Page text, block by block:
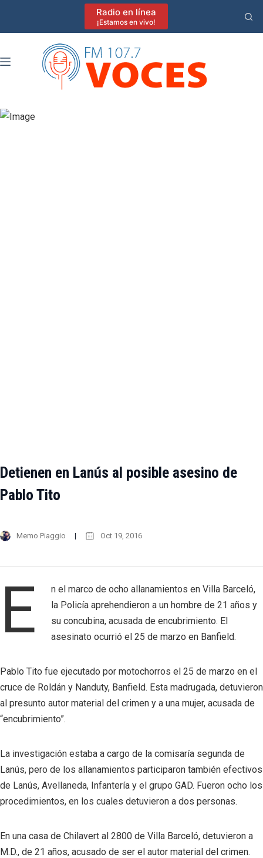
Radio en línea
¡Estamos en vivo!
Detienen en Lanús al posible asesino de
Pablo Tito
Memo Piaggio Oct 19, 2016
E
n el marco de ocho allanamientos en Villa Barceló,
la Policía aprehendieron a un hombre de 21 años y
su concubina, acusada de encubrimiento. El
asesinato ocurrió el 25 de marzo en Banfield.
Pablo Tito fue ejecutado por motochorros el 25 de marzo en el
cruce de Roldán y Nanduty, Banfield. Esta madrugada, detuvieron
al presunto autor material del crimen y a una mujer, acusada de
“encubrimiento”.
La investigación estaba a cargo de la comisaría segunda de
Lanús, pero de los allanamientos participaron también efectivos
de Lanús, Avellaneda, Infantería y el grupo GAD. Fueron ocho los
procedimientos, en los cuales detuvieron a dos personas.
En una casa de Chilavert al 2800 de Villa Barceló, detuvieron a
M.D., de 21 años, acusado de ser el autor material del crimen.